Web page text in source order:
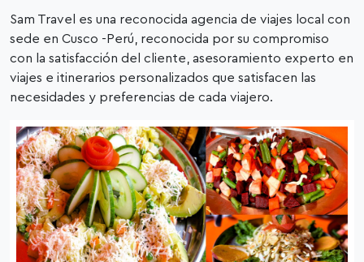
Sam Travel es una reconocida agencia de viajes local con
sede en Cusco -Perú, reconocida por su compromiso
con la satisfacción del cliente, asesoramiento experto en
viajes e itinerarios personalizados que satisfacen las
necesidades y preferencias de cada viajero.